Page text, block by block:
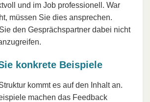
und im Job professionell. War
müssen Sie dies ansprechen.
den Gesprächspartner dabei nicht
konkrete Beispiele
kommt es auf den Inhalt an.
machen das Feedback